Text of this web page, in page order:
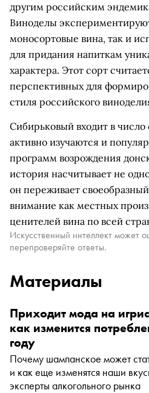
другим российским
Виноделы
моносортовые вина, так и
для придания напиткам
характера. Этот сорт
перспективных для
стиля российского
Сибирьковый входит в число
активно изучаются и
программ возрождения
история насчитывает не
он переживает
внимание как местных
ценителей вина по всей
Искусственный интеллект может
перепроверяйте ответы.
Материалы
Приходит мода на
как изменится
году
Почему шампанское может
и как еще изменятся наши
эксперты алкогольного рынка